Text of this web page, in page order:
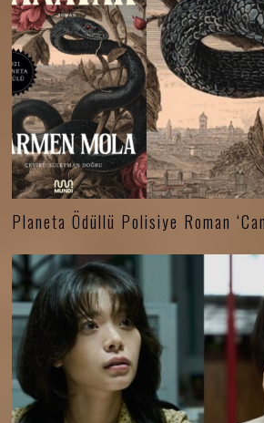
Planeta Ödüllü Polisiye Roman